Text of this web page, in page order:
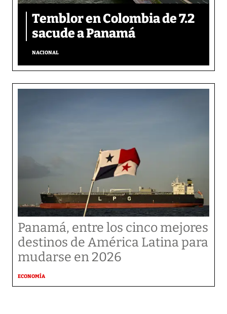
Temblor en Colombia de 7.2
sacude a Panamá
NACIONAL
Panamá, entre los cinco mejores
destinos de América Latina para
mudarse en 2026
ECONOMÍA